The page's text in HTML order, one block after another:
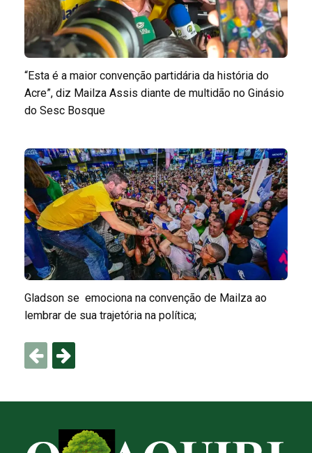
“Esta é a maior convenção partidária da história do
Acre”, diz Mailza Assis diante de multidão no Ginásio
do Sesc Bosque
Gladson se emociona na convenção de Mailza ao
lembrar de sua trajetória na política;